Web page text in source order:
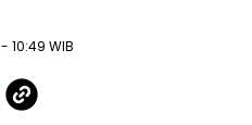
- 10:49 WIB